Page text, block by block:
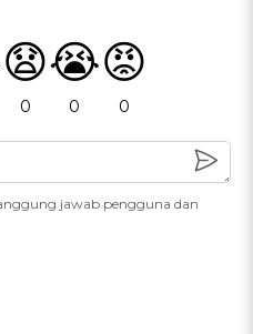
😧
0
😭
0
😡
0
jawab pengguna dan